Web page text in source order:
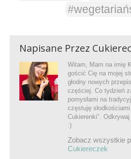
Napisane Przez
Witam, Mam na imię
gościć Cię na mojej
głodny nowych
częściej. Co tydzień
pomysłami na
częstuję
Cukierenki".
:)
Zobacz wszystkie
Cukiereczek